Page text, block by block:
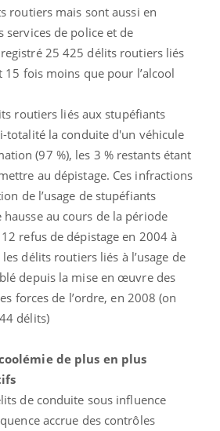
routiers mais sont aussi en
services de police et de
25 425 délits routiers liés
fois moins que pour l’alcool
routiers liés aux stupéfiants
totalité la conduite d'un véhicule
(97 %), les 3 % restants étant
au dépistage. Ces infractions
de l’usage de stupéfiants
au cours de la période
refus de dépistage en 2004 à
délits routiers liés à l’usage de
depuis la mise en œuvre des
forces de l’ordre, en 2008 (on
délits)
de plus en plus
de conduite sous influence
accrue des contrôles